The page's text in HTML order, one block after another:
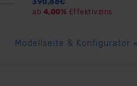
ab 4,00% Effektivzins
Modellseite & Konfigurator »